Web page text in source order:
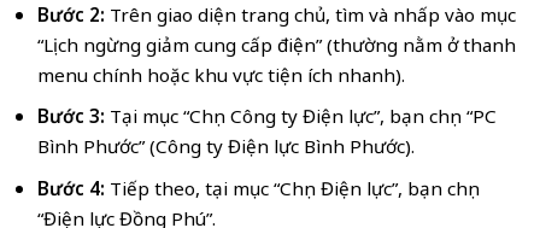
Bước 2: Trên giao diện trang chủ, tìm và nhấp vào mục
“Lịch ngừng giảm cung cấp điện” (thường nằm ở thanh
menu chính hoặc khu vực tiện ích nhanh).
Bước 3: Tại mục “Chọn Công ty Điện lực”, bạn chọn “PC
Bình Phước” (Công ty Điện lực Bình Phước).
Bước 4: Tiếp theo, tại mục “Chọn Điện lực”, bạn chọn
“Điện lực Đồng Phú”.